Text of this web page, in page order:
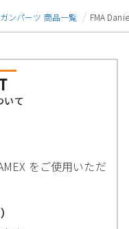
ンパーツ 商品一覧 FMA
いて
をご使用いただ